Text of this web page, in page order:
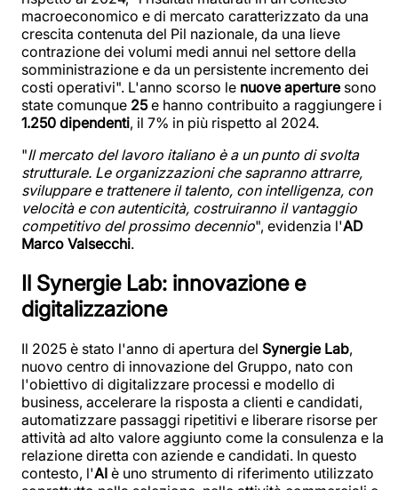
macroeconomico e di mercato caratterizzato da una
crescita contenuta del Pil nazionale, da una lieve
contrazione dei volumi medi annui nel settore della
somministrazione e da un persistente incremento dei
costi operativi". L'anno scorso le nuove aperturesono
state comunque 25e hanno contribuito a raggiungere i
1.250 dipendenti, il 7% in più rispetto al 2024.
"Il mercato del lavoro italiano è a un punto di svolta
strutturale. Le organizzazioni che sapranno attrarre,
sviluppare e trattenere il talento, con intelligenza, con
velocità e con autenticità, costruiranno il vantaggio
competitivo del prossimo decennio", evidenzia l'AD
Marco Valsecchi.
Il Synergie Lab: innovazione e
digitalizzazione
Il 2025 è stato l'anno di apertura del Synergie Lab,
nuovo centro di innovazione del Gruppo, nato con
l'obiettivo di digitalizzare processi e modello di
business, accelerare la risposta a clienti e candidati,
automatizzare passaggi ripetitivi e liberare risorse per
attività ad alto valore aggiunto come la consulenza e la
relazione diretta con aziende e candidati. In questo
contesto, l'AI è uno strumento di riferimento utilizzato